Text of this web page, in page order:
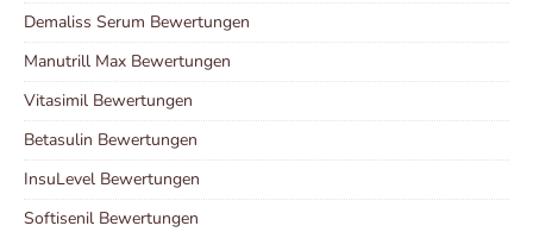
Demaliss Serum Bewertungen
Manutrill Max Bewertungen
Vitasimil Bewertungen
Betasulin Bewertungen
InsuLevel Bewertungen
Softisenil Bewertungen